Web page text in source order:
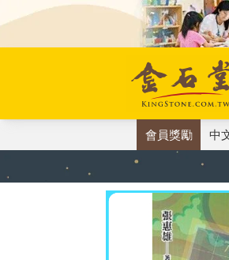
會員獎勵 中